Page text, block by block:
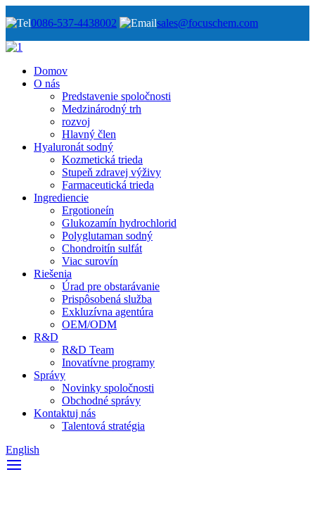
0086-537-4438002 sales@focuschem.com
Domov
O nás
Predstavenie spoločnosti
Medzinárodný trh
rozvoj
Hlavný člen
Hyaluronát sodný
Kozmetická trieda
Stupeň zdravej výživy
Farmaceutická trieda
Ingrediencie
Ergotioneín
Glukozamín hydrochlorid
Polyglutaman sodný
Chondroitín sulfát
Viac surovín
Riešenia
Úrad pre obstarávanie
Prispôsobená služba
Exkluzívna agentúra
OEM/ODM
R&D
R&D Team
Inovatívne programy
Správy
Novinky spoločnosti
Obchodné správy
Kontaktuj nás
Talentová stratégia
English